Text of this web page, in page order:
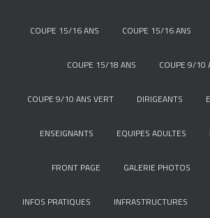
COUPE 15/16 ANS COUPE 15/16 ANS
COUPE 15/18 ANS COUPE 9/10
COUPE 9/10 ANS VERT DIRIGEANTS
ENSEIGNANTS EQUIPES ADULTES
FRONT PAGE GALERIE PHOTOS
INFOS PRATIQUES INFRASTRUCTURES